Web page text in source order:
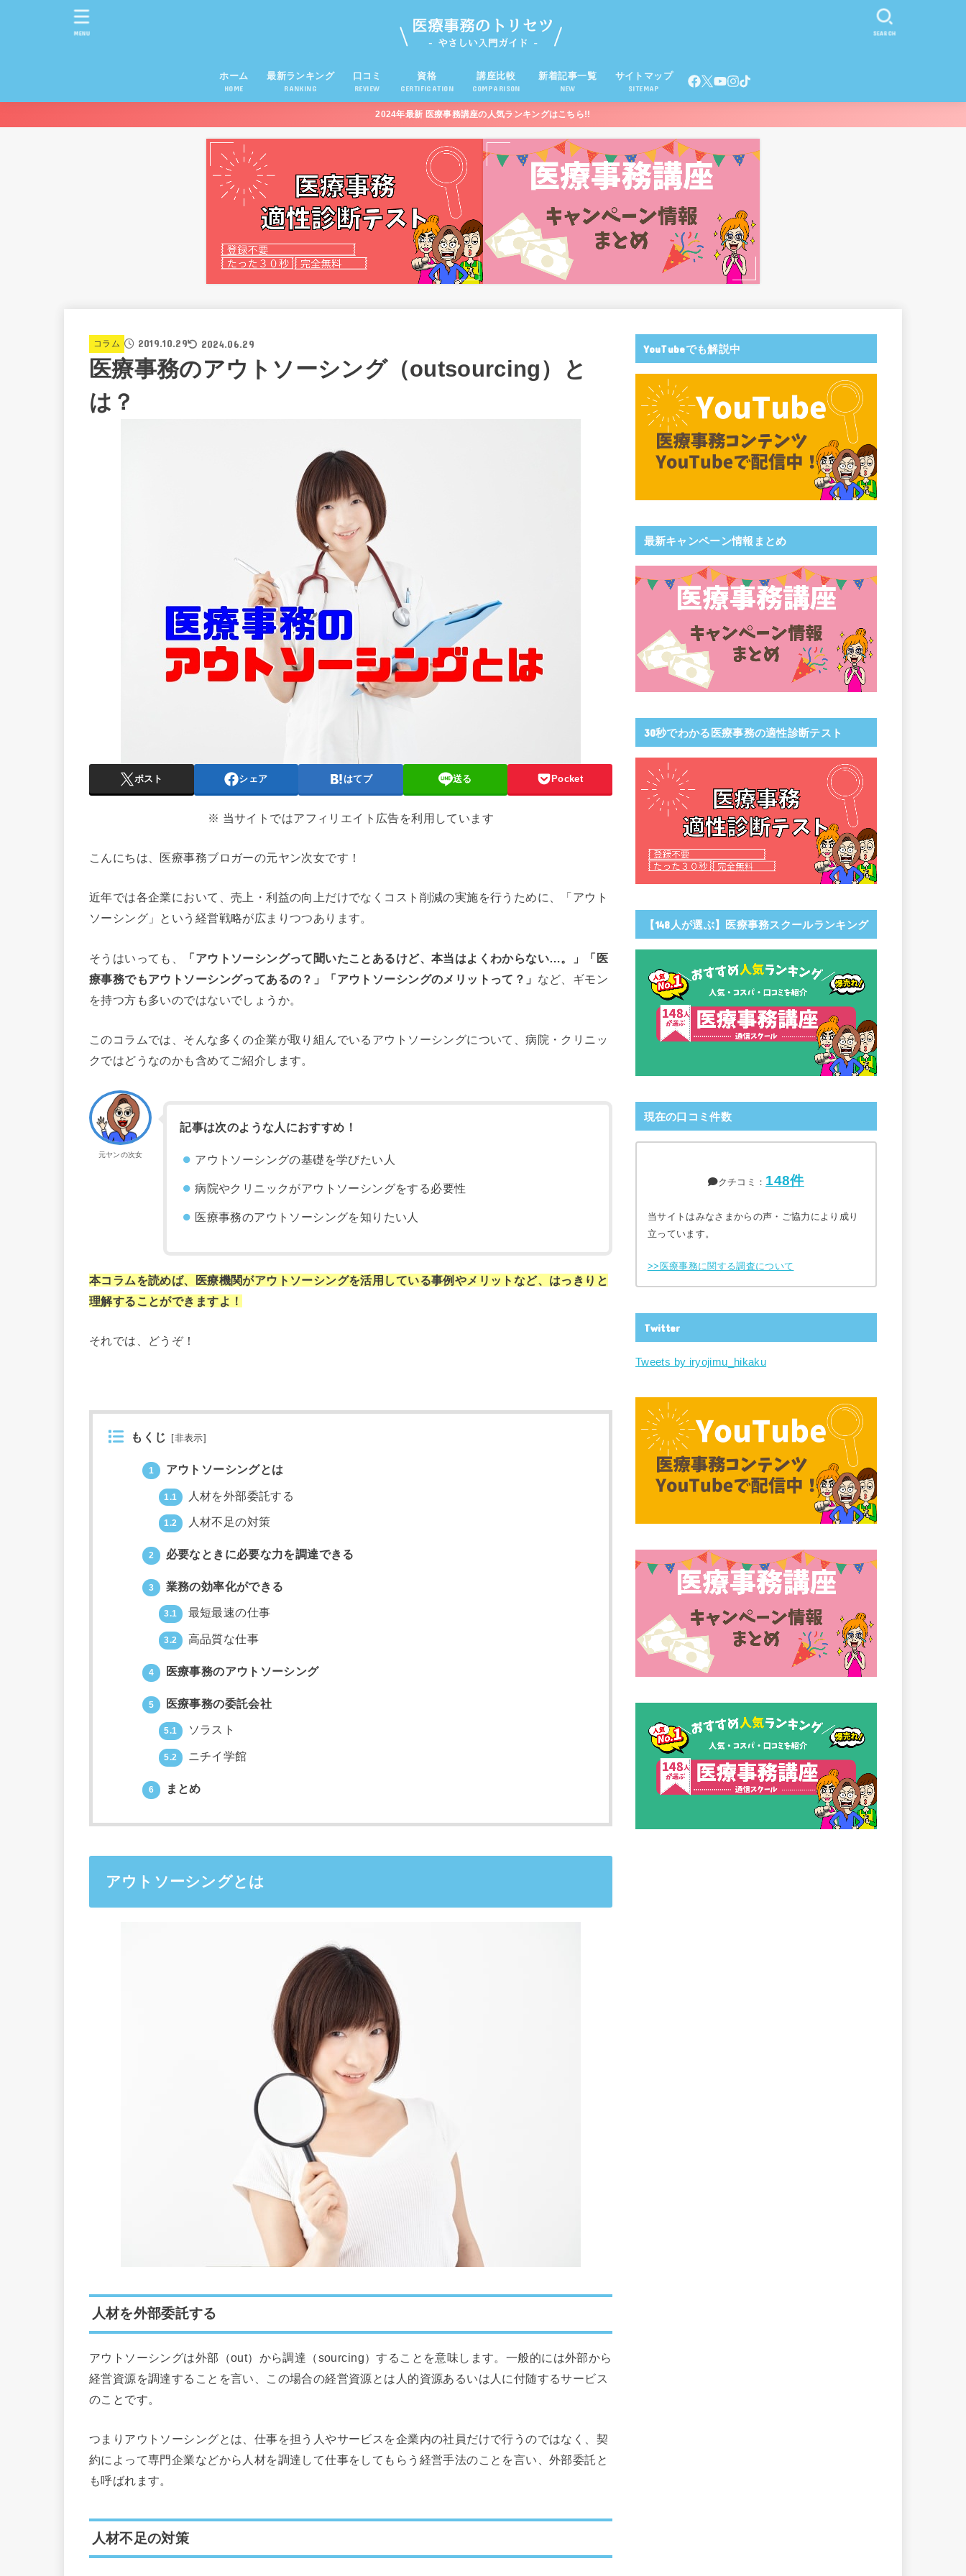
ホーム
HOME
最新ランキング
RANKING
口コミ
REVIEW
資格
CERTIFICATION
講座比較
COMPARISON
新着記事一覧
NEW
サイトマップ
SITEMAP
SEARCH
MENU
2024年最新 医療事務講座の人気ランキングはこちら!!
コラム 2019.10.29 2024.06.29
医療事務のアウトソーシング（outsourcing）と
は？
ポスト シェア はてブ 送る Pocket
※ 当サイトではアフィリエイト広告を利用しています
こんにちは、医療事務ブロガーの元ヤン次女です！
近年では各企業において、売上・利益の向上だけでなくコスト削減の実施を行うために、「アウト
ソーシング」という経営戦略が広まりつつあります。
そうはいっても、
「アウトソーシングって聞いたことあるけど、本当はよくわからない…。」「医
療事務でもアウトソーシングってあるの？」「アウトソーシングのメリットって？」 など、ギモン
を持つ方も多いのではないでしょうか。
このコラムでは、そんな多くの企業が取り組んでいるアウトソーシングについて、病院・クリニッ
クではどうなのかも含めてご紹介します。
元ヤンの次女
記事は次のような人におすすめ！
アウトソーシングの基礎を学びたい人
病院やクリニックがアウトソーシングをする必要性
医療事務のアウトソーシングを知りたい人
本コラムを読めば、医療機関がアウトソーシングを活用している事例やメリットなど、はっきりと
理解することができますよ！
それでは、どうぞ！
もくじ 非表示
1 アウトソーシングとは
1.1 人材を外部委託する
1.2 人材不足の対策
2 必要なときに必要な力を調達できる
3 業務の効率化ができる
3.1 最短最速の仕事
3.2 高品質な仕事
4 医療事務のアウトソーシング
5 医療事務の委託会社
5.1 ソラスト
5.2 ニチイ学館
6 まとめ
アウトソーシングとは
人材を外部委託する
アウトソーシングは外部（out）から調達（sourcing）することを意味します。一般的には外部から
経営資源を調達することを言い、この場合の経営資源とは人的資源あるいは人に付随するサービス
のことです。
つまりアウトソーシングとは、仕事を担う人やサービスを企業内の社員だけで行うのではなく、契
約によって専門企業などから人材を調達して仕事をしてもらう経営手法のことを言い、外部委託と
も呼ばれます。
人材不足の対策
YouTubeでも解説中
最新キャンペーン情報まとめ
30秒でわかる医療事務の適性診断テスト
【148人が選ぶ】医療事務スクールランキング
現在の口コミ件数
クチコミ： 148件
当サイトはみなさまからの声・ご協力により成り
立っています。
>>医療事務に関する調査について
Twitter
Tweets by iryojimu_hikaku